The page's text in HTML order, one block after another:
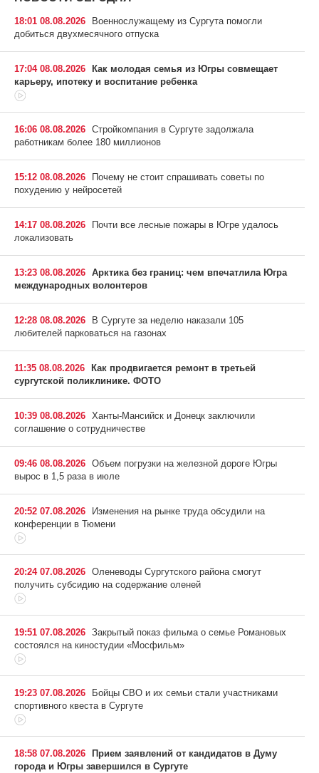
18:01 08.08.2026
Военнослужащему из Сургута помогли
добиться двухмесячного отпуска
17:04 08.08.2026
Как молодая семья из Югры совмещает
карьеру, ипотеку и воспитание ребенка
16:06 08.08.2026 Стройкомпания в Сургуте задолжала
работникам более 180 миллионов
15:12 08.08.2026
Почему не стоит спрашивать советы по
похудению у нейросетей
14:17 08.08.2026
Почти все лесные пожары в Югре удалось
локализовать
13:23 08.08.2026 Арктика без границ: чем впечатлила Югра
международных волонтеров
12:28 08.08.2026
В Сургуте за неделю наказали 105
любителей парковаться на газонах
11:35 08.08.2026
Как продвигается ремонт в третьей
сургутской поликлинике. ФОТО
10:39 08.08.2026 Ханты-Мансийск и Донецк заключили
соглашение о сотрудничестве
09:46 08.08.2026 Объем погрузки на железной дороге Югры
вырос в 1,5 раза в июле
20:52 07.08.2026
Изменения на рынке труда обсудили на
конференции в Тюмени
20:24 07.08.2026 Оленеводы Сургутского района смогут
получить субсидию на содержание оленей
19:51 07.08.2026 Закрытый показ фильма о семье Романовых
состоялся на киностудии «Мосфильм»
19:23 07.08.2026
Бойцы СВО и их семьи стали участниками
спортивного квеста в Сургуте
18:58 07.08.2026
Прием заявлений от кандидатов в Думу
города и Югры завершился в Сургуте